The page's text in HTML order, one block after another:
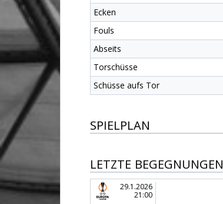
Ecken
Fouls
Abseits
Torschüsse
Schüsse aufs Tor
SPIELPLAN
LETZTE BEGEGNUNGEN
29.1.2026
21:00